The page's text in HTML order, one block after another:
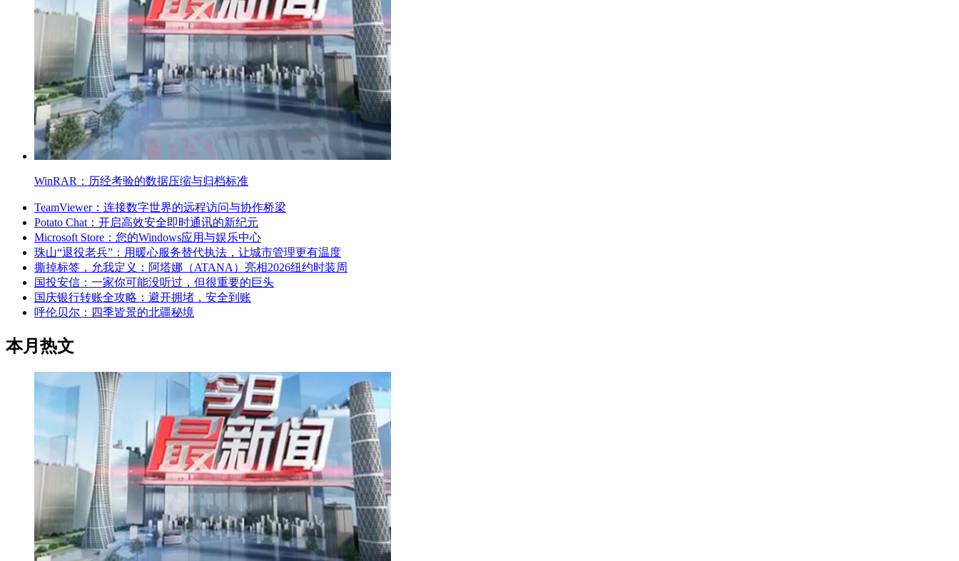
WinRAR：历经考验的数据压缩与归档标准
TeamViewer：连接数字世界的远程访问与协作桥梁
Potato Chat：开启高效安全即时通讯的新纪元
Microsoft Store：您的Windows应用与娱乐中心
珠山“退役老兵”：用暖心服务替代执法，让城市管理更有温度
撕掉标签，允我定义：阿塔娜（ATANA）亮相2026纽约时装周
国投安信：一家你可能没听过，但很重要的巨头
国庆银行转账全攻略：避开拥堵，安全到账
呼伦贝尔：四季皆景的北疆秘境
本月热文